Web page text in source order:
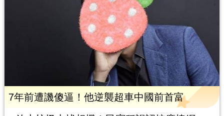
7年前遭譏傻逼！他逆襲超車中國前首富